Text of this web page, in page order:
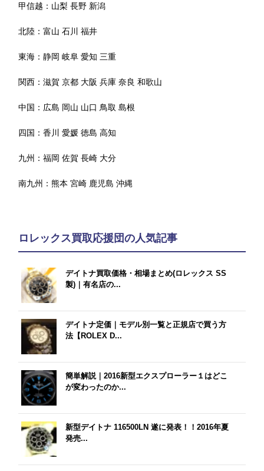
甲信越： 山梨 長野 新潟
北陸：富山 石川 福井
東海：静岡 岐阜 愛知 三重
関西：滋賀 京都 大阪 兵庫 奈良 和歌山
中国： 広島 岡山 山口 鳥取 島根
四国：香川 愛媛 徳島 高知
九州：福岡 佐賀 長崎 大分
南九州：熊本 宮崎 鹿児島 沖縄
ロレックス買取応援団の人気記事
デイトナ買取価格・相場まとめ(ロレックス SS
製)｜有名店の...
デイトナ定価｜モデル別一覧と正規店で買う方
法【ROLEX D...
簡単解説｜2016新型エクスプローラー１はどこ
が変わったのか...
新型デイトナ 116500LN 遂に発表！！2016年夏
発売...